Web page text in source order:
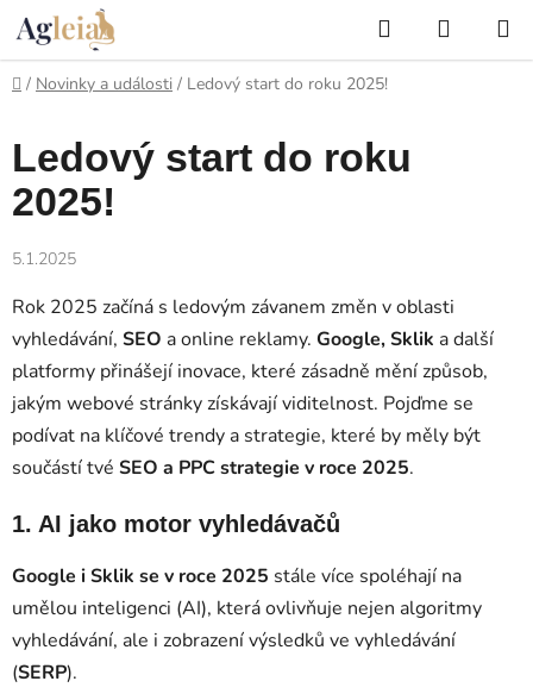
Přejít
na
obsah
Hledat
KOŠÍK
Domů
/ Novinky a události / Ledový start do roku 2025!
Ledový start do roku
2025!
5.1.2025
Rok 2025 začíná s ledovým závanem změn v oblasti
vyhledávání, SEO a online reklamy. Google, Sklik a další
platformy přinášejí inovace, které zásadně mění způsob,
jakým webové stránky získávají viditelnost. Pojďme se
podívat na klíčové trendy a strategie, které by měly být
součástí tvé SEO a PPC strategie v roce 2025.
1. AI jako motor vyhledávačů
Google i Sklik se v roce 2025 stále více spoléhají na
umělou inteligenci (AI), která ovlivňuje nejen algoritmy
vyhledávání, ale i zobrazení výsledků ve vyhledávání
(SERP).